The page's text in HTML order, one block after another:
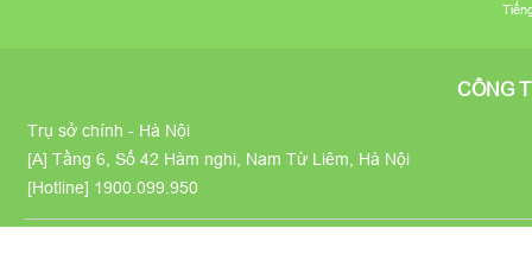
CÔNG
Trụ sở chính - Hà Nội
[A] Tầng 6, Số 42 Hàm nghi, Nam Từ Liêm, Hà Nội
[Hotline] 1900.099.950